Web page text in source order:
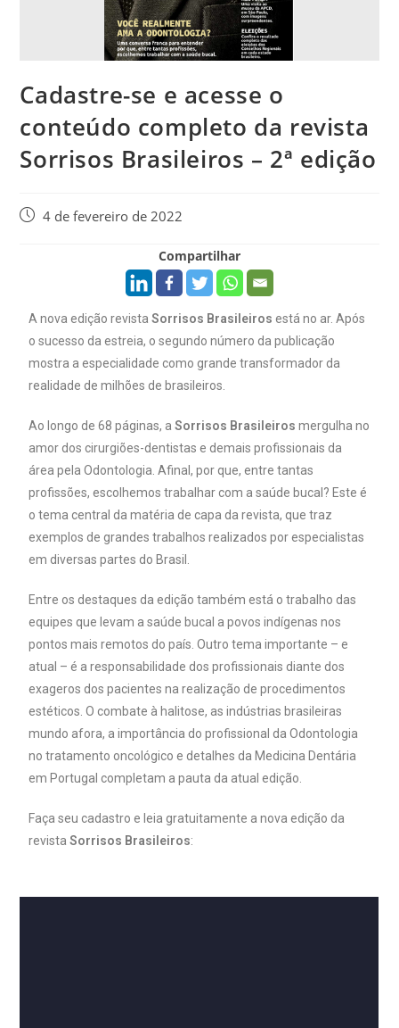
Cadastre-se e acesse o
conteúdo completo da revista
Sorrisos Brasileiros – 2ª edição
4 de fevereiro de 2022
Compartilhar
A nova edição revistaSorrisos Brasileiros está no ar. Após
o sucesso da estreia, o segundo número da publicação
mostra a especialidade como grande transformador da
realidade de milhões de brasileiros.
Ao longo de 68 páginas, aSorrisos Brasileiros mergulha no
amor dos cirurgiões-dentistas e demais profissionais da
área pela Odontologia. Afinal, por que, entre tantas
profissões, escolhemos trabalhar com a saúde bucal? Este é
o tema central da matéria de capa da revista, que traz
exemplos de grandes trabalhos realizados por especialistas
em diversas partes do Brasil.
Entre os destaques da edição também está o trabalho das
equipes que levam a saúde bucal a povos indígenas nos
pontos mais remotos do país. Outro tema importante – e
atual – é a responsabilidade dos profissionais diante dos
exageros dos pacientes na realização de procedimentos
estéticos. O combate à halitose, as indústrias brasileiras
mundo afora, a importância do profissional da Odontologia
no tratamento oncológico e detalhes da Medicina Dentária
em Portugal completam a pauta da atual edição.
Faça seu cadastro e leia gratuitamente a nova edição da
revistaSorrisos Brasileiros: